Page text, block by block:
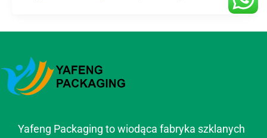
Yafeng Packaging to wiodąca fabryka szklanych